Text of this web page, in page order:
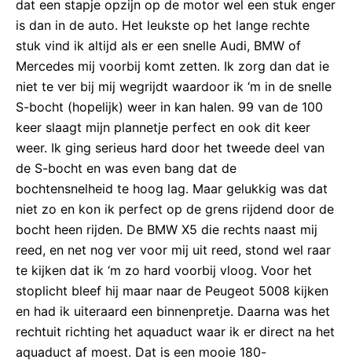
dat een stapje opzijn op de motor wel een stuk enger
is dan in de auto. Het leukste op het lange rechte
stuk vind ik altijd als er een snelle Audi, BMW of
Mercedes mij voorbij komt zetten. Ik zorg dan dat ie
niet te ver bij mij wegrijdt waardoor ik ‘m in de snelle
S-bocht (hopelijk) weer in kan halen. 99 van de 100
keer slaagt mijn plannetje perfect en ook dit keer
weer. Ik ging serieus hard door het tweede deel van
de S-bocht en was even bang dat de
bochtensnelheid te hoog lag. Maar gelukkig was dat
niet zo en kon ik perfect op de grens rijdend door de
bocht heen rijden. De BMW X5 die rechts naast mij
reed, en net nog ver voor mij uit reed, stond wel raar
te kijken dat ik ‘m zo hard voorbij vloog. Voor het
stoplicht bleef hij maar naar de Peugeot 5008 kijken
en had ik uiteraard een binnenpretje. Daarna was het
rechtuit richting het aquaduct waar ik er direct na het
aquaduct af moest. Dat is een mooie 180-